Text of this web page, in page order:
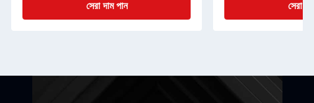
সেরা দাম পান সেরা দাম পান